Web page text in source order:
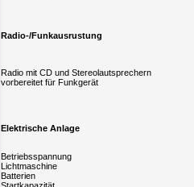
Radio-/Funkausrustung
Radio mit CD und Stereolautsprechern
vorbereitet für Funkgerät
Elektrische Anlage
Betriebsspannung
Lichtmaschine
Batterien